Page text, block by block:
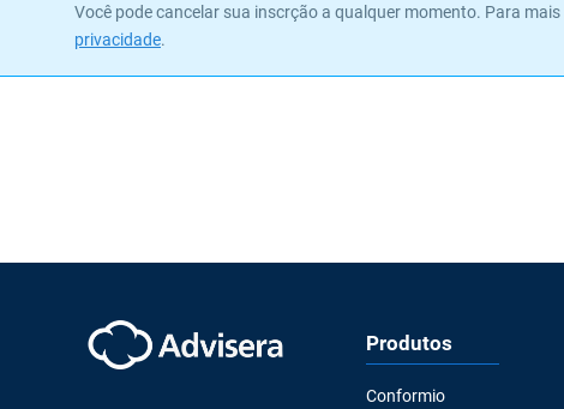
Você pode cancelar sua inscrção a qualquer momento. Para
privacidade.
Produtos
Conformio